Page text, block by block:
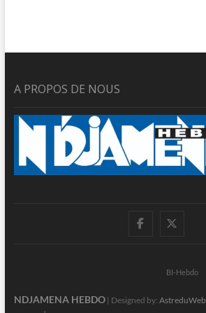
A PROPOS DE NOUS
facebook
BI-Hebdo
NDJAMENA HEBDO| Designed by: AstreduWeb